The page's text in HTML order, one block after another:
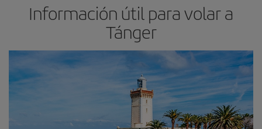
Información útil para volar a
Tánger